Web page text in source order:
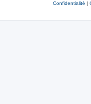
Confidentialité |